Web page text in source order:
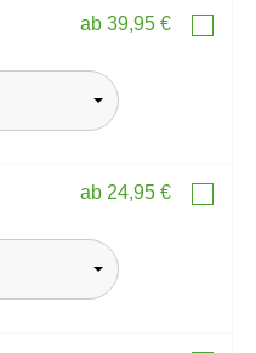
ab 39,95 €
ab 24,95 €